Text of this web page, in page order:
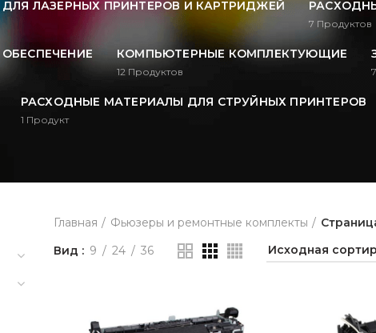
ЛАЗЕРНЫХ ПРИНТЕРОВ И КАРТРИДЖЕЙ
7 Продуктов
КОМПЬЮТЕРНЫЕ КОМПЛЕКТУЮЩИЕ
12 Продуктов 7
РАСХОДНЫЕ МАТЕРИАЛЫ ДЛЯ СТРУЙНЫХ ПРИНТЕРОВ
1 Продукт
Главная Фьюзеры и ремонтные комплекты
Вид
9 24 36